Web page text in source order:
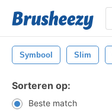
Symbool Slim
Sorteren op:
Beste match